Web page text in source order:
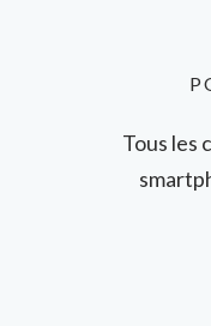
Tous les